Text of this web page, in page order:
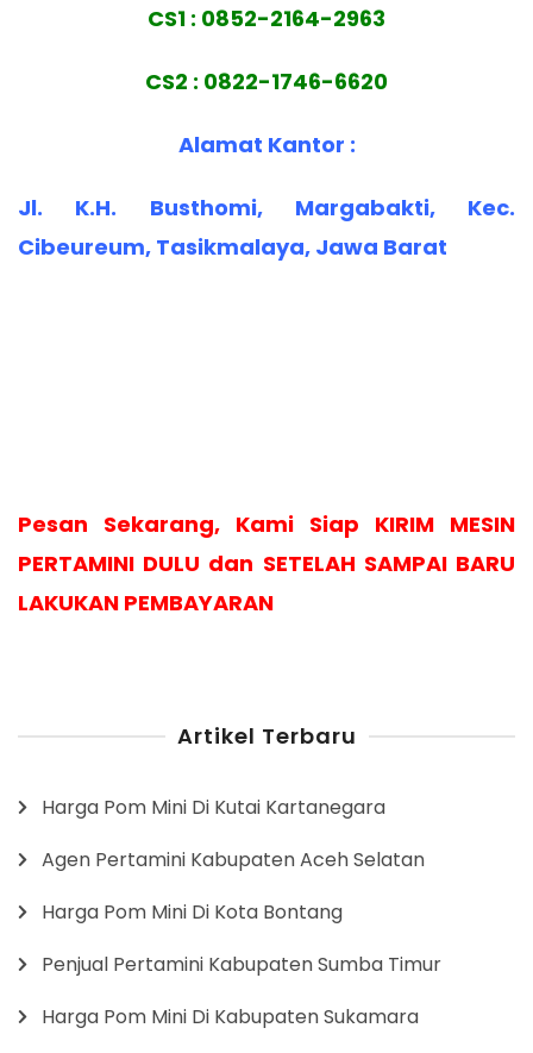
CS1 : 0852-2164-2963
CS2 : 0822-1746-6620
Alamat Kantor :
Jl. K.H. Busthomi, Margabakti, Kec.
Cibeureum, Tasikmalaya, Jawa Barat
Pesan Sekarang, Kami Siap KIRIM MESIN
PERTAMINI DULU dan SETELAH SAMPAI BARU
LAKUKAN PEMBAYARAN
Artikel Terbaru
Harga Pom Mini Di Kutai Kartanegara
Agen Pertamini Kabupaten Aceh Selatan
Harga Pom Mini Di Kota Bontang
Penjual Pertamini Kabupaten Sumba Timur
Harga Pom Mini Di Kabupaten Sukamara